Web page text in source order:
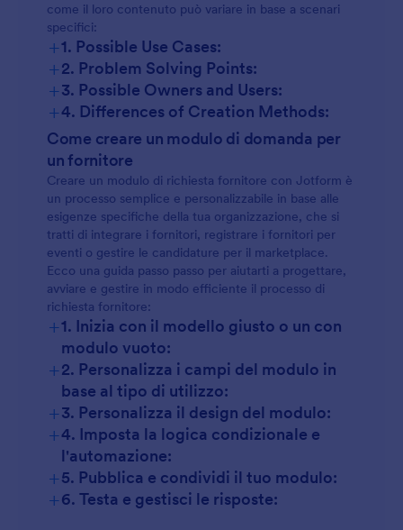
come il loro contenuto può variare in base a scenari
specifici:
+1. Possible Use Cases:
Onboarding dei fornitori:
Registrazione dei venditori dell'evento:
Richieste per venditori di marketplace:
Partnership aziendali:
Collaborazioni senza scopo di lucro:
+2. Problem Solving Points:
+3. Possible Owners and Users:
+4. Differences of Creation Methods:
Come creare un modulo di domanda per
un fornitore
Creare un modulo di richiesta fornitore con Jotform è
un processo semplice e personalizzabile in base alle
esigenze specifiche della tua organizzazione, che si
tratti di integrare i fornitori, registrare i fornitori per
eventi o gestire le candidature per il marketplace.
Ecco una guida passo passo per aiutarti a progettare,
avviare e gestire in modo efficiente il processo di
richiesta fornitore:
+1. Inizia con il modello giusto o un con
modulo vuoto:
+2. Personalizza i campi del modulo in
base al tipo di utilizzo:
+3. Personalizza il design del modulo:
+4. Imposta la logica condizionale e
l'automazione:
+5. Pubblica e condividi il tuo modulo:
+6. Testa e gestisci le risposte: